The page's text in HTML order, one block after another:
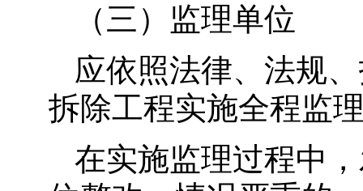
（三）监理单位
应依照法律、法规
拆除工程实施全程监
在实施监理过程中